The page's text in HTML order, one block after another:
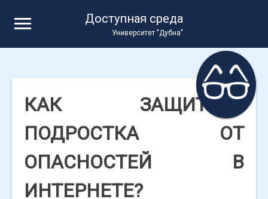
Доступная среда
Университет "Дубна"
КАК ЗАЩИТИТЬ
ПОДРОСТКА ОТ
ОПАСНОСТЕЙ В
ИНТЕРНЕТЕ?